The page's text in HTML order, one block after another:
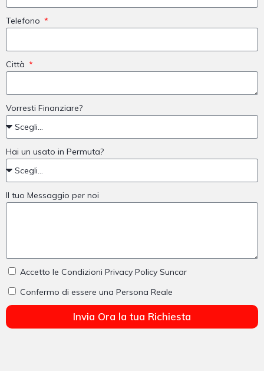
Telefono
Città
Vorresti Finanziare?
Hai un usato in Permuta?
Il tuo Messaggio per noi
Accetto le Condizioni Privacy Policy Suncar
Confermo di essere una Persona Reale
Invia Ora la tua Richiesta